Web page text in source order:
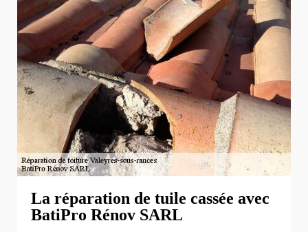
La réparation de tuile cassée avec
BatiPro Rénov SARL